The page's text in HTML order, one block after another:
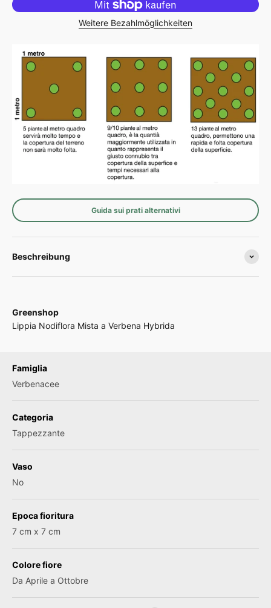
Weitere Bezahlmöglichkeiten
Guida sui prati alternativi
Beschreibung
Greenshop
Lippia Nodiflora Mista a Verbena Hybrida
Famiglia
Verbenacee
Categoria
Tappezzante
Vaso
No
Epoca fioritura
7 cm x 7 cm
Colore fiore
Da Aprile a Ottobre